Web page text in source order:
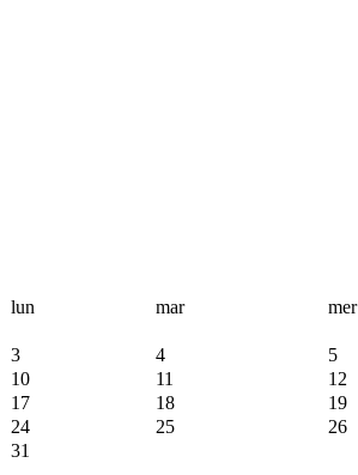
lun
mar mer
3 4 5
10
11 12
17
18 19
24
25 26
31